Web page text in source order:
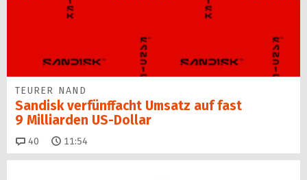
TEURER NAND
Sandisk verfünffacht Umsatz auf fast
9 Milliarden US-Dollar
40 Kommentare
11:54